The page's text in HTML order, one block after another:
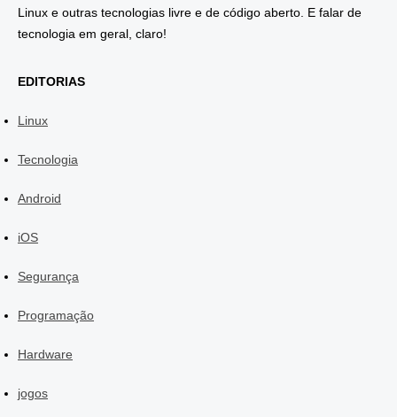
Linux e outras tecnologias livre e de código aberto. E falar de
tecnologia em geral, claro!
EDITORIAS
Linux
Tecnologia
Android
iOS
Segurança
Programação
Hardware
jogos